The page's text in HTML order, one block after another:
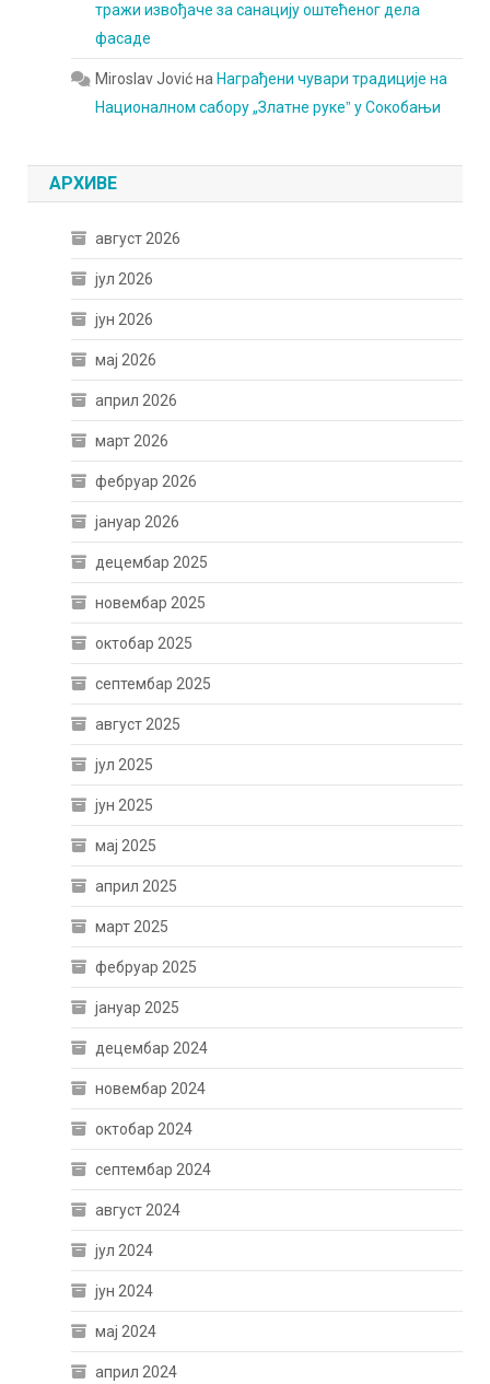
тражи извођаче за санацију оштећеног дела
фасаде
Miroslav Jovićна Награђени чувари традиције на
Националном сабору „Златне рукеˮ у Сокобањи
АРХИВЕ
август 2026
јул 2026
јун 2026
мај 2026
април 2026
март 2026
фебруар 2026
јануар 2026
децембар 2025
новембар 2025
октобар 2025
септембар 2025
август 2025
јул 2025
јун 2025
мај 2025
април 2025
март 2025
фебруар 2025
јануар 2025
децембар 2024
новембар 2024
октобар 2024
септембар 2024
август 2024
јул 2024
јун 2024
мај 2024
април 2024